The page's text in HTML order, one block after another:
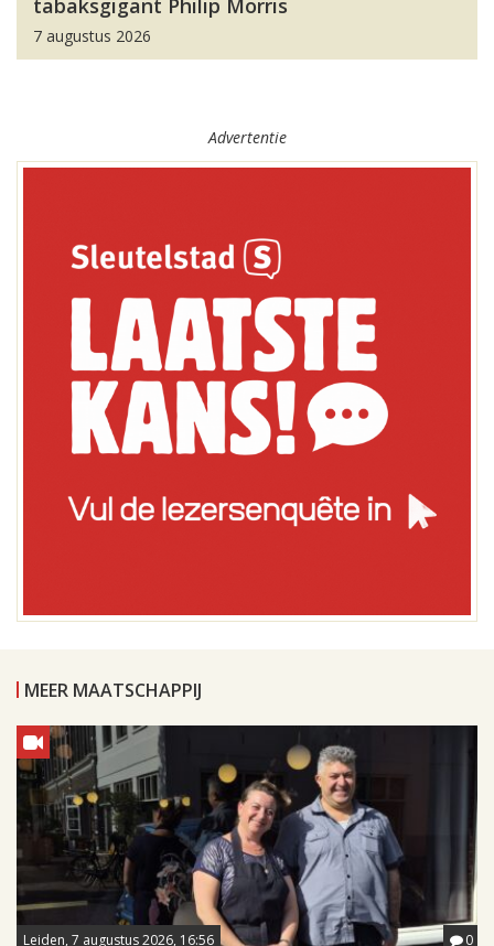
tabaksgigant Philip Morris
7 augustus 2026
Advertentie
MEER MAATSCHAPPIJ
Leiden, 7 augustus 2026, 16:56 0